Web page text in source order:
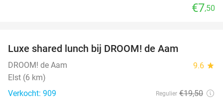
€7,50
Luxe shared lunch bij DROOM! de Aam
DROOM! de Aam 9.6 star
Elst (6 km)
Verkocht: 909
Regulier €19,50